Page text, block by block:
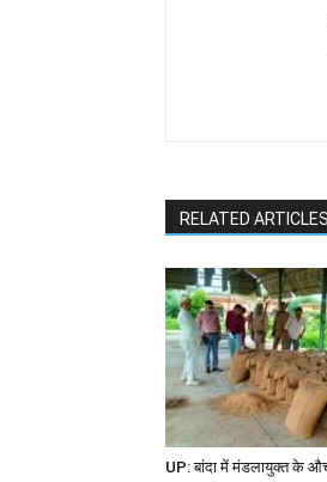
RELATED ARTICLES
UP: बांदा में मंडलायुक्त के